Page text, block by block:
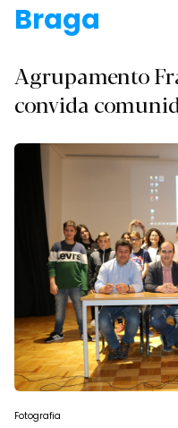
Braga.
Agrupamento
convida
Fotografia